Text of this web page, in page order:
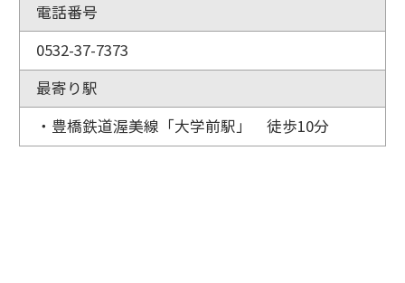
電話番号
0532-37-7373
最寄り駅
・豊橋鉄道渥美線「大学前駅」 徒歩10分